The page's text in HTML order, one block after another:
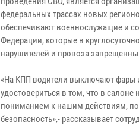
федеральных трассах новых
обеспечивают военнослужащие и
Федерации, которые в
нарушителей и провоза
«На КПП водители выключают фары
удостовериться в том, что в
пониманием к нашим действиям,
безопасность»,- рассказывает